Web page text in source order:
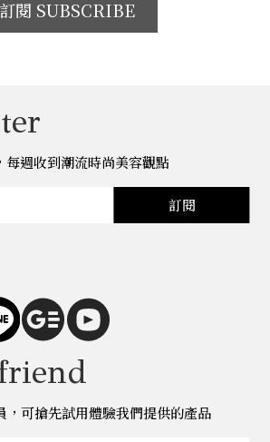
訂閱 SUBSCRIBE
每週收到潮流時尚美容觀點
訂閱
可搶先試用體驗我們提供的產品